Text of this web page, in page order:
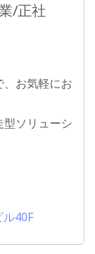
/正社
お気軽にお
ソリューシ
40F